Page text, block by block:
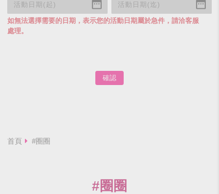
如無法選擇需要的日期，表示您的活動日期屬於急件，請洽客服
處理。
確認
首頁 #圈圈
#圈圈